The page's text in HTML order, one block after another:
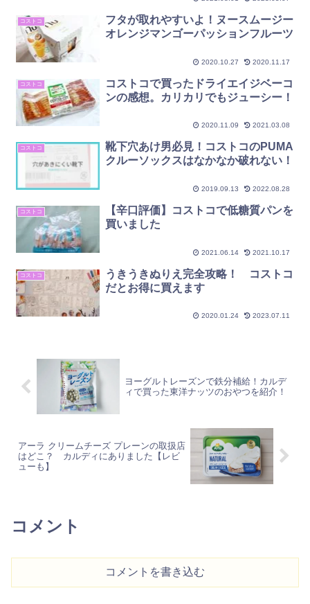
コストコ
フタが取れやすいよ！ヌースムージー
オレンジマンゴーパッションフルーツ
2020.10.27 2020.11.17
コストコ
コストコで買ったドライエイジベーコ
ンの感想。カリカリでもジューシー！
2020.11.09 2021.03.08
コストコ
靴下穴あけ男必見！コストコのPUMA
クルーソックスはなかなか破れない！
2019.09.13 2022.08.28
コストコ
【辛口評価】コストコで低糖質パンを
買いました
2021.06.14 2021.10.17
コストコ
うきうきぬりえ完全攻略！ コストコ
だとお得に買えます
2020.01.24 2023.07.11
ヨーグルトレーズンで鉄分補給！カルデ
ィで買った東洋ナッツのおやつを紹介！
アーラ クリームチーズ プレーンの取扱店
はどこ？ カルディにありました【レビ
ューも】
コメント
コメントを書き込む